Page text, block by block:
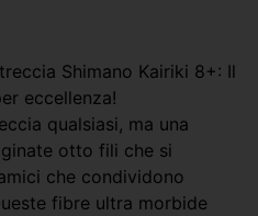
Shimano Kairiki 8+: Il
eccellenza!
qualsiasi, ma una
otto fili che si
che condividono
fibre ultra morbide